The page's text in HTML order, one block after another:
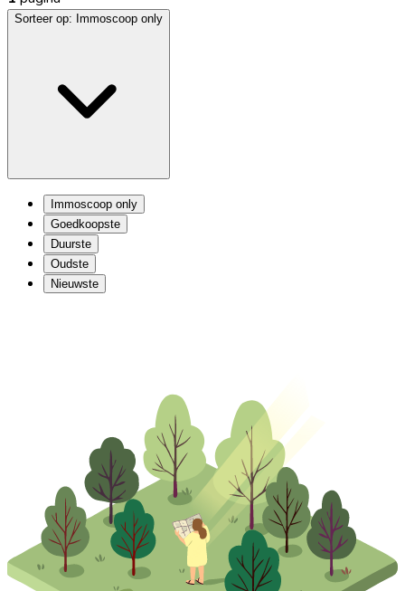
Sorteer op: Immoscoop only
Immoscoop only
Goedkoopste
Duurste
Oudste
Nieuwste